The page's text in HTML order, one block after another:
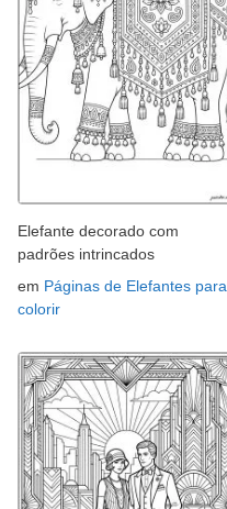
Elefante decorado com
padrões intrincados
em Páginas de Elefantes para
colorir